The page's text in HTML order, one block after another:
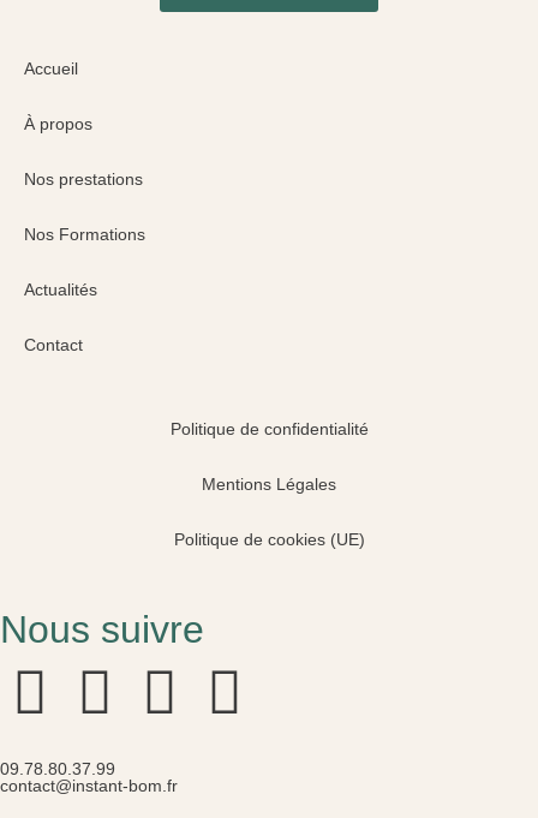
Accueil
À propos
Nos prestations
Nos Formations
Actualités
Contact
Politique de confidentialité
Mentions Légales
Politique de cookies (UE)
Nous suivre
09.78.80.37.99
contact@instant-bom.fr